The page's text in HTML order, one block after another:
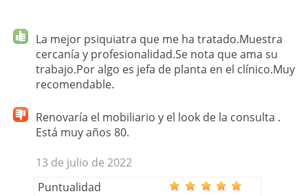
La mejor psiquiatra que me ha tratado.Muestra
cercanía y profesionalidad.Se nota que ama su
trabajo.Por algo es jefa de planta en el clínico.Muy
recomendable.
Renovaría el mobiliario y el look de la consulta .
Está muy años 80.
13 de julio de 2022
Puntualidad